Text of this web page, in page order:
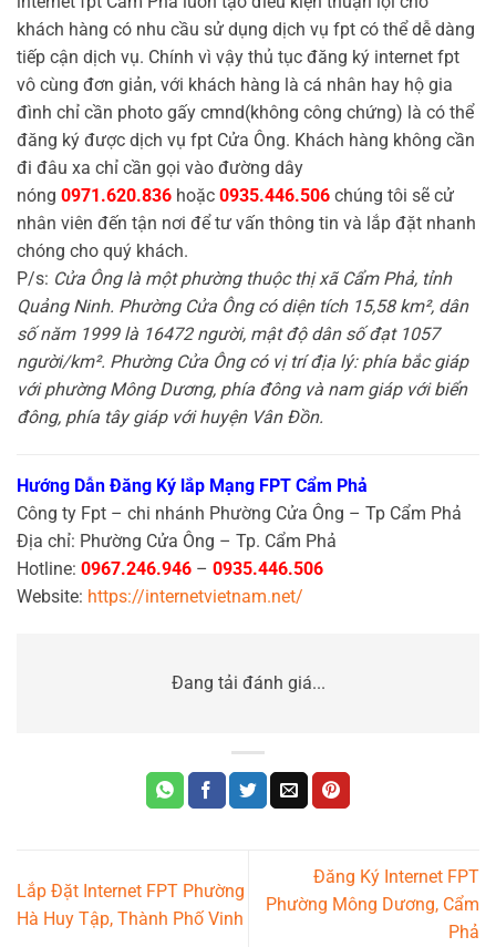
khách hàng có nhu cầu sử dụng dịch vụ fpt có thể dễ dàng
tiếp cận dịch vụ. Chính vì vậy thủ tục đăng ký internet fpt
vô cùng đơn giản, với khách hàng là cá nhân hay hộ gia
đình chỉ cần photo gấy cmnd(không công chứng) là có thể
đăng ký được dịch vụ fpt Cửa Ông. Khách hàng không cần
đi đâu xa chỉ cần gọi vào đường dây
nóng 0971.620.836 hoặc 0935.446.506 chúng tôi sẽ cử
nhân viên đến tận nơi để tư vấn thông tin và lắp đặt nhanh
chóng cho quý khách.
P/s: Cửa Ông là một phường thuộc thị xã Cẩm Phả, tỉnh
Quảng Ninh. Phường Cửa Ông có diện tích 15,58 km², dân
số năm 1999 là 16472 người, mật độ dân số đạt 1057
người/km². Phường Cửa Ông có vị trí địa lý: phía bắc giáp
với phường Mông Dương, phía đông và nam giáp với biển
đông, phía tây giáp với huyện Vân Đồn.
Hướng Dẫn Đăng Ký lắp Mạng FPT Cẩm Phả
Công ty Fpt – chi nhánh Phường Cửa Ông – Tp Cẩm Phả
Địa chỉ: Phường Cửa Ông – Tp. Cẩm Phả
Hotline: 0967.246.946 – 0935.446.506
Website: https://internetvietnam.net/
Đang tải đánh giá...
Lắp Đặt Internet FPT Phường
Hà Huy Tập, Thành Phố Vinh
Đăng Ký Internet FPT
Phường Mông Dương, Cẩm
Phả